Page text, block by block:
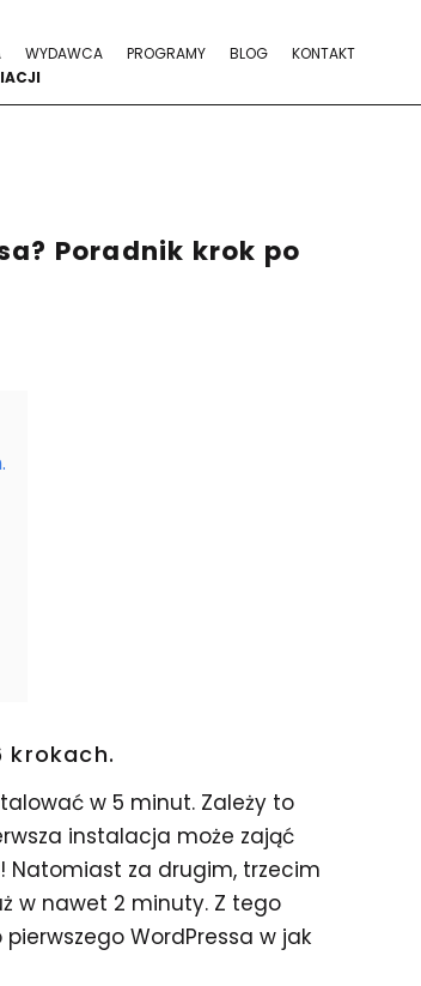
WYDAWCA PROGRAMY BLOG
KONTAKT
Poradnik krok po
krokach.
w 5 minut. Zależy to
instalacja może zająć
Natomiast za drugim, trzecim
w nawet 2 minuty. Z tego
WordPressa w jak